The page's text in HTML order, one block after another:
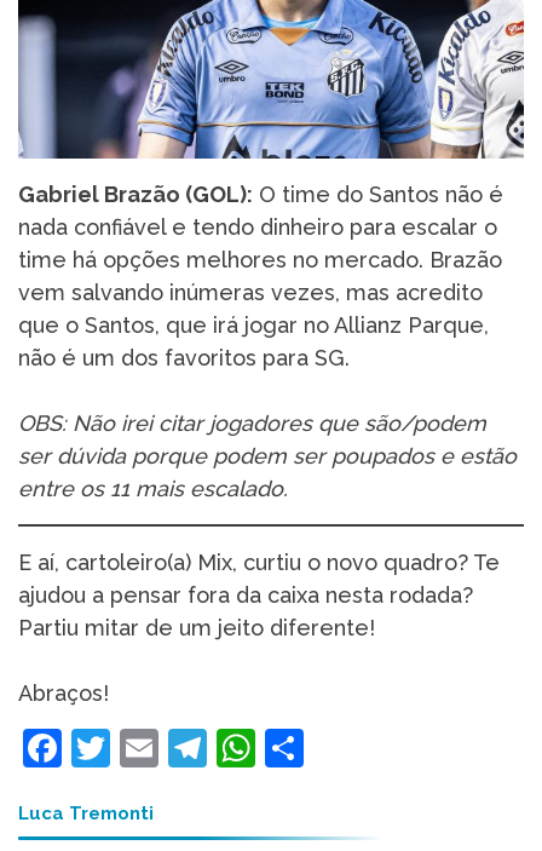
Gabriel Brazão (GOL): O time do Santos não é
nada confiável e tendo dinheiro para escalar o
time há opções melhores no mercado. Brazão
vem salvando inúmeras vezes, mas acredito
que o Santos, que irá jogar no Allianz Parque,
não é um dos favoritos para SG.
OBS: Não irei citar jogadores que são/podem
ser dúvida porque podem ser poupados e estão
entre os 11 mais escalado.
E aí, cartoleiro(a) Mix, curtiu o novo quadro? Te
ajudou a pensar fora da caixa nesta rodada?
Partiu mitar de um jeito diferente!
Abraços!
Facebook
Twitter
EmailTelegram
WhatsApp
Luca Tremonti